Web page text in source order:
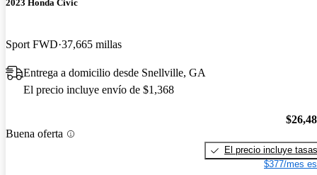
2023 Honda Civic
Sport FWD 37,665 millas
Entrega a domicilio desde Snellville, GA
El precio incluye envío de $1,368
Buena oferta
El precio incluye tasas
$377/mes